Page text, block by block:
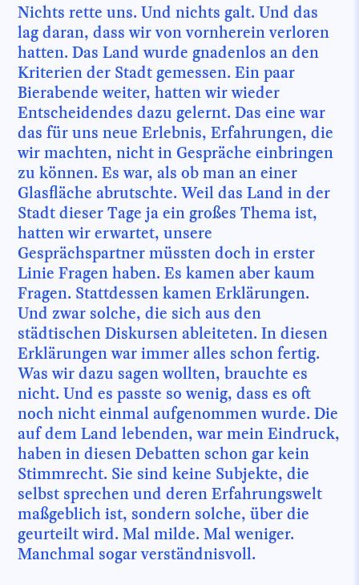
Nichts rette uns. Und nichts galt. Und das
lag daran, dass wir von vornherein verloren
hatten. Das Land wurde gnadenlos an den
Kriterien der Stadt gemessen. Ein paar
Bierabende weiter, hatten wir wieder
Entscheidendes dazu gelernt. Das eine war
das für uns neue Erlebnis, Erfahrungen, die
wir machten, nicht in Gespräche einbringen
zu können. Es war, als ob man an einer
Glasfläche abrutschte. Weil das Land in der
Stadt dieser Tage ja ein großes Thema ist,
hatten wir erwartet, unsere
Gesprächspartner müssten doch in erster
Linie Fragen haben. Es kamen aber kaum
Fragen. Stattdessen kamen Erklärungen.
Und zwar solche, die sich aus den
städtischen Diskursen ableiteten. In diesen
Erklärungen war immer alles schon fertig.
Was wir dazu sagen wollten, brauchte es
nicht. Und es passte so wenig, dass es oft
noch nicht einmal aufgenommen wurde. Die
auf dem Land lebenden, war mein Eindruck,
haben in diesen Debatten schon gar kein
Stimmrecht. Sie sind keine Subjekte, die
selbst sprechen und deren Erfahrungswelt
maßgeblich ist, sondern solche, über die
geurteilt wird. Mal milde. Mal weniger.
Manchmal sogar verständnisvoll.